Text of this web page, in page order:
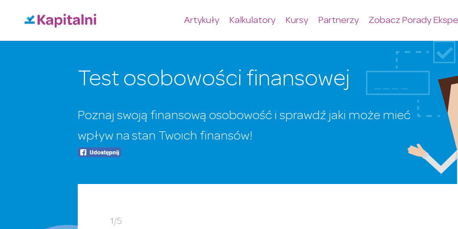
Artykuły Kalkulatory Kursy Partnerzy Zobacz Porady
Test osobowości finansowej
Poznaj swoją finansową osobowość i sprawdź jaki może mieć
wpływ na stan Twoich finansów!
1/5